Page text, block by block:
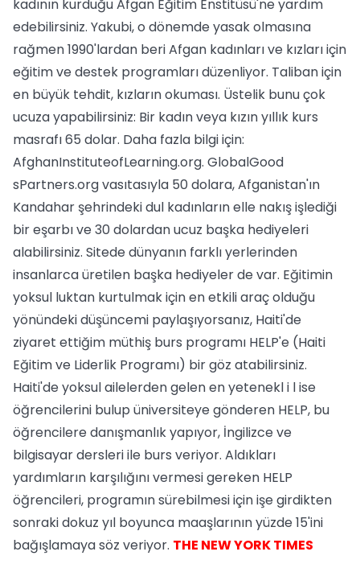
kadının kurduğu Afgan Eğitim Enstitüsü'ne yardım
edebilirsiniz. Yakubi, o dönemde yasak olmasına
rağmen 1990'lardan beri Afgan kadınları ve kızları için
eğitim ve destek programları düzenliyor. Taliban için
en büyük tehdit, kızların okuması. Üstelik bunu çok
ucuza yapabilirsiniz: Bir kadın veya kızın yıllık kurs
masrafı 65 dolar. Daha fazla bilgi için:
AfghanInstituteofLearning.org. GlobalGood
sPartners.org vasıtasıyla 50 dolara, Afganistan'ın
Kandahar şehrindeki dul kadınların elle nakış işlediği
bir eşarbı ve 30 dolardan ucuz başka hediyeleri
alabilirsiniz. Sitede dünyanın farklı yerlerinden
insanlarca üretilen başka hediyeler de var. Eğitimin
yoksul luktan kurtulmak için en etkili araç olduğu
yönündeki düşüncemi paylaşıyorsanız, Haiti'de
ziyaret ettiğim müthiş burs programı HELP'e (Haiti
Eğitim ve Liderlik Programı) bir göz atabilirsiniz.
Haiti'de yoksul ailelerden gelen en yetenekl i l ise
öğrencilerini bulup üniversiteye gönderen HELP, bu
öğrencilere danışmanlık yapıyor, İngilizce ve
bilgisayar dersleri ile burs veriyor. Aldıkları
yardımların karşılığını vermesi gereken HELP
öğrencileri, programın sürebilmesi için işe girdikten
sonraki dokuz yıl boyunca maaşlarının yüzde 15'ini
bağışlamaya söz veriyor. THE NEW YORK TIMES